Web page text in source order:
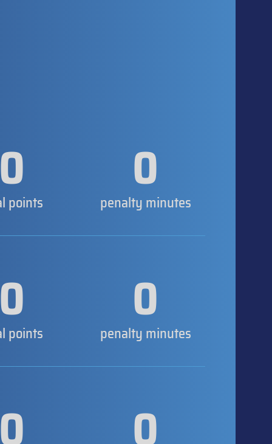
points 0
penalty minutes
points 0
penalty minutes
0